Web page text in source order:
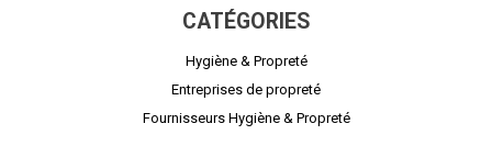
CATÉGORIES
Hygiène & Propreté
Entreprises de propreté
Fournisseurs Hygiène & Propreté